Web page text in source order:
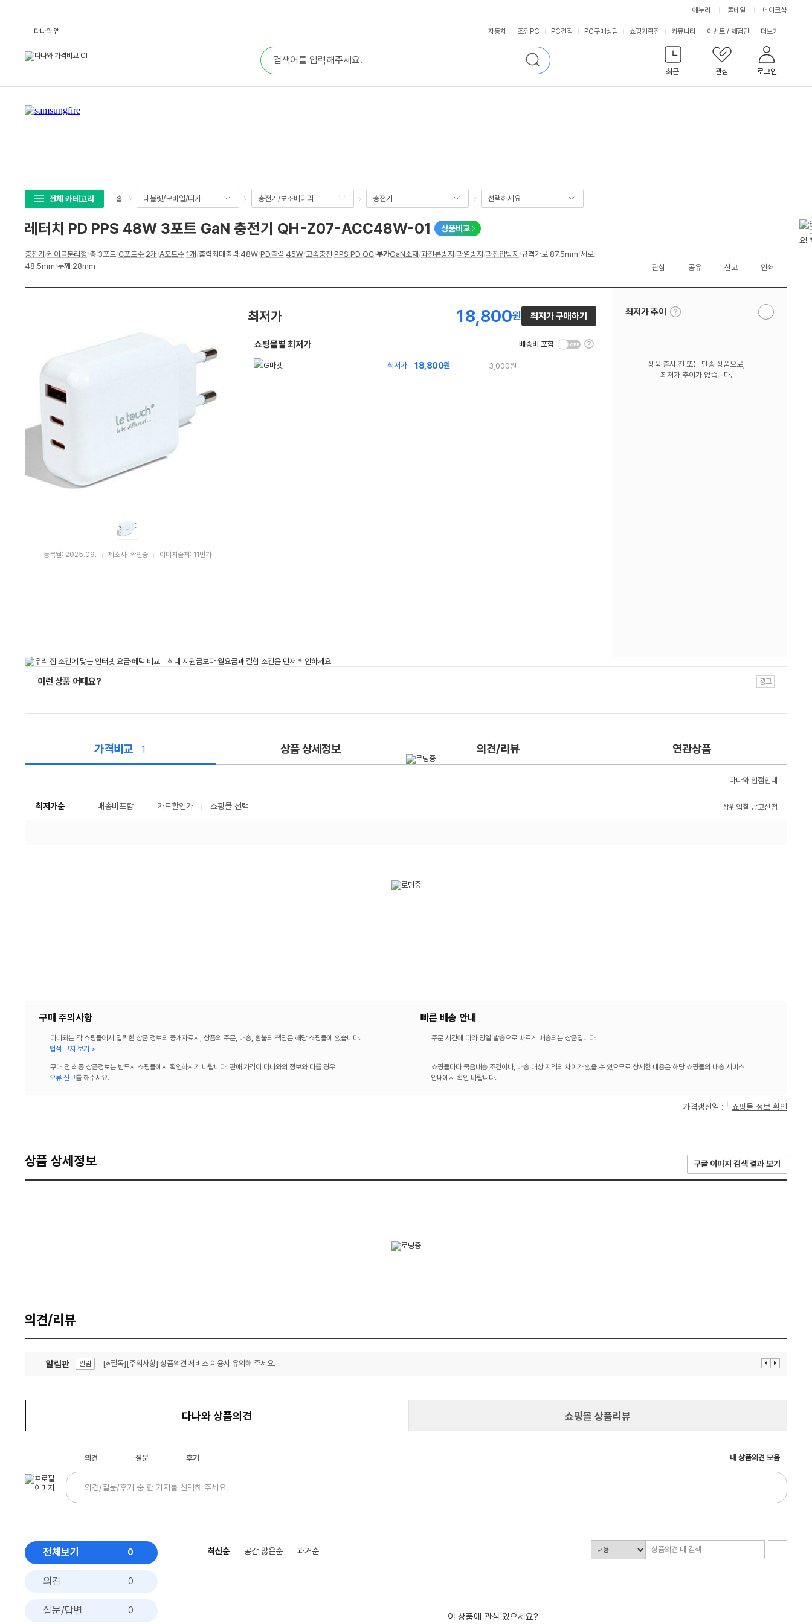
에누리 몰테일
메이크샵
합
검
색
검
색
최근
관심 로그인
다나와 앱 자동차 조립PC PC견적 PC구매상담 쇼핑기획전 커뮤니티 이벤트 / 체험단 서
비
스
더보기
전체 카테고리 홈 태블릿/모바일/디카 충전기/보조배터리 충전기 선택하세요
레터치 PD PPS 48W 3포트 GaN 충전기 QH-Z07-ACC48W-01 상품비교
상
세
스
충전기 /케이블분리형/총:3포트/C포트수:2개 /A포트수:1개 /출력최대출력:48W/PD출력:45W/고속충전:PPS PD QC/부가GaN소재 /과전류방지 /과열방지 /과전압방지 /규격가로:87.5mm/세로:
48.5mm/두께 :28mm 관심 공유 신고 인쇄
등록월: 2025.09. 제조사: 확인중 이미지출처: 11번가
최저가 18,800원 최저가 구매하기
쇼핑몰별 최저가 배송비 포함
툴
팁
최저가 18,800원 3,000원
최저가 추이
툴
팁
알
상품 출시 전 또는 단종 상품으로,
최저가 추이가 없습니다.
이런 상품 어때요?
가격비교 1 상품 상세정보 의견/리뷰 연관상품
다나와 입점안내
최저가순 배송비포함 카드할인가 쇼핑몰 선택 상위입찰 광고신청
구매 주의사항
다나와는 각 쇼핑몰에서 입력한 상품 정보의 중개자로서, 상품의 주문, 배송, 환불의 책임은 해당 쇼핑몰에 있습니다.
법적 고지 보기 >
구매 전 최종 상품정보는 반드시 쇼핑몰에서 확인하시기 바랍니다. 판매 가격이 다나와의 정보와 다를 경우
오류 신고를 해주세요.
빠른 배송 안내
주문 시간에 따라 당일 발송으로 빠르게 배송되는 상품입니다.
쇼핑몰마다 묶음배송 조건이나, 배송 대상 지역의 차이가 있을 수 있으므로 상세한 내용은 해당 쇼핑몰의 배송 서비스
안내에서 확인 바랍니다.
가격갱신일 : 쇼핑몰 정보 확인
상품 상세정보 구글 이미지 검색 결과 보기
의견/리뷰
알림판 알림 [※필독][주의사항] 상품의견 서비스 이용시 유의해 주세요.
이 다
다나와 상품의견 쇼핑몰 상품리뷰
내 상품의견 모음
의견 질문 후기
전체보기 0
의견 0
질문/답변 0
최신순 공감 많은순 과거순
이 상품에 관심 있으세요?